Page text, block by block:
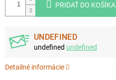
PRIDAŤ DO KOŠÍKA
UNDEFINED
undefined undefined
Detailné informácie